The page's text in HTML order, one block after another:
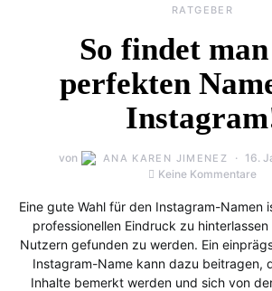
RATGEBER
So findet
perfekten
von ANA KAREN JIMENEZ
16.
Keine Kommentare
Eine gute Wahl für den Instagram-Namen
professionellen Eindruck zu
Nutzern gefunden zu werden. Ein
Instagram-Name kann dazu beitragen,
Inhalte bemerkt werden und sich von